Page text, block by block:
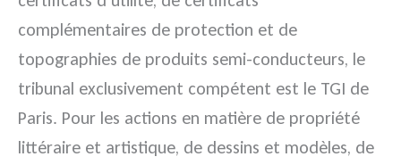
complémentaires de protection et de
topographies de produits semi-conducteurs, le
tribunal exclusivement compétent est le TGI de
Paris. Pour les actions en matière de propriété
littéraire et artistique, de dessins et modèles, de